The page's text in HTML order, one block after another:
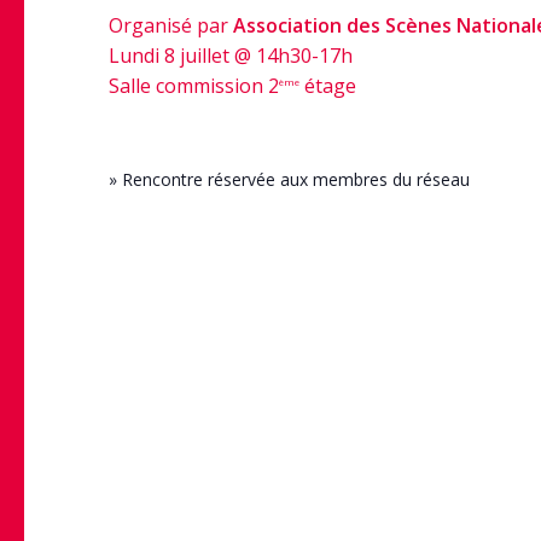
Organisé parAssociation des Scènes
Lundi 8 juillet @ 14h30-17h
Salle commission 2ème étage
» Rencontre réservée aux membres du réseau